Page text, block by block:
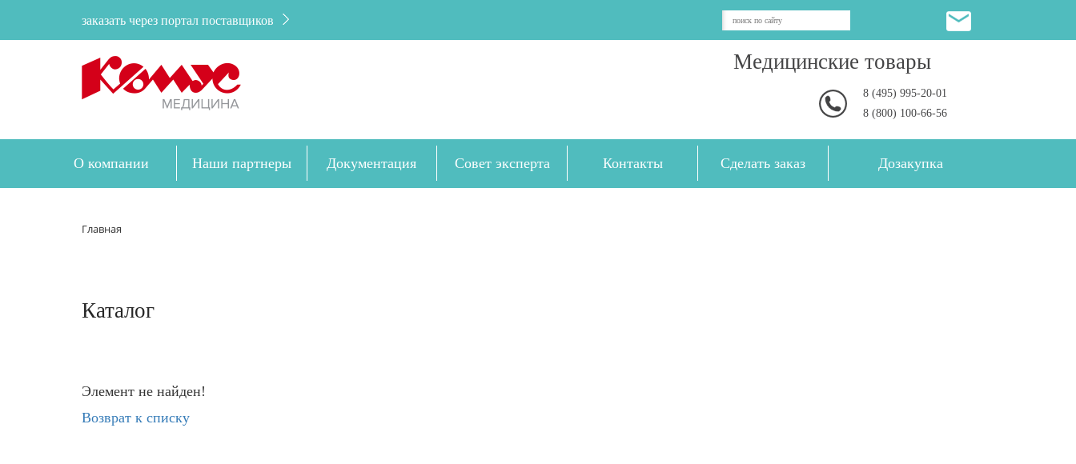
заказать через портал поставщиков
Медицинские товары
8 (495) 995-20-01
8 (800) 100-66-56
О компании Наши партнеры Документация Совет эксперта Контакты Сделать заказ Дозакупка
Главная
Каталог
Элемент не найден!
Возврат к списку